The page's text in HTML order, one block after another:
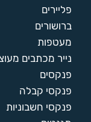
פליירים
ברושורים
מעטפות
נייר מכתבים
פנקסים
פנקסי קבלה
פנקסי חשבוניות